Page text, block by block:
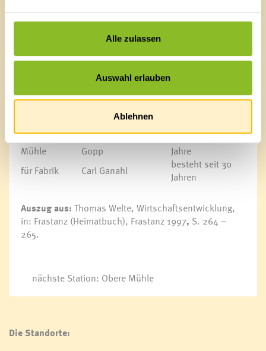
Alle zulassen
Auswahl erlauben
Ablehnen
und Reibe
Futscher
Carl Ganahl / Johann
Gantner
Besitzer
für Fabrik
Carl Ganahl
seit 1836
Carl Ganahl
für untere
Mühle
Alois Schmid / Josef
Gopp
besteht über 50
Jahre
für Fabrik
Carl Ganahl
besteht seit 30
Jahren
Auszug aus: Thomas Welte, Wirtschaftsentwicklung,
in: Frastanz (Heimatbuch), Frastanz 1997, S. 264 –
265.
nächste Station: Obere Mühle
Die Standorte: